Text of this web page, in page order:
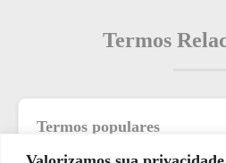
Termos
Termos populares